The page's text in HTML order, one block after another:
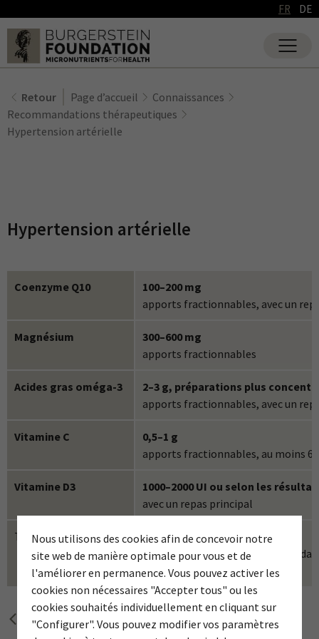
Nous utilisons des cookies afin de concevoir notre
site web de manière optimale pour vous et de
l'améliorer en permanence. Vous pouvez activer les
cookies non nécessaires "Accepter tous" ou les
cookies souhaités individuellement en cliquant sur
"Configurer". Vous pouvez modifier vos paramètres
FR DE
Retour Page d’accueil
Connaissances
Recommandations thérapeutiques
Hypertension artérielle
Hypertension artérielle
Coenzyme Q10
100–200 mg
apports fractionnables, avec un
Magnésium
300–600 mg
apports fractionnables
Acides gras oméga-3
2–3 g, préparations plus
apports fractionnables, avec un
Vitamine C
0,5–1 g
apports fractionnables, au moins 6
Vitamine D3
1000–2000 UI ou selon les
avec un repas principal
Taurine
1,5–6 g
apports fractionnables,
des repas
page précédente